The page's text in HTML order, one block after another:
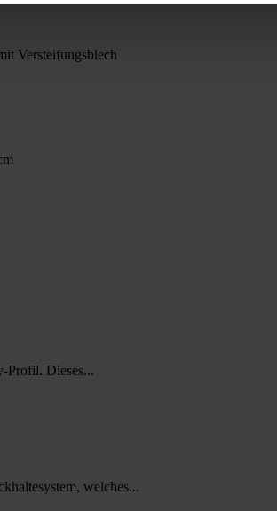
Versteifungsblech
Profil. Dieses...
welches...